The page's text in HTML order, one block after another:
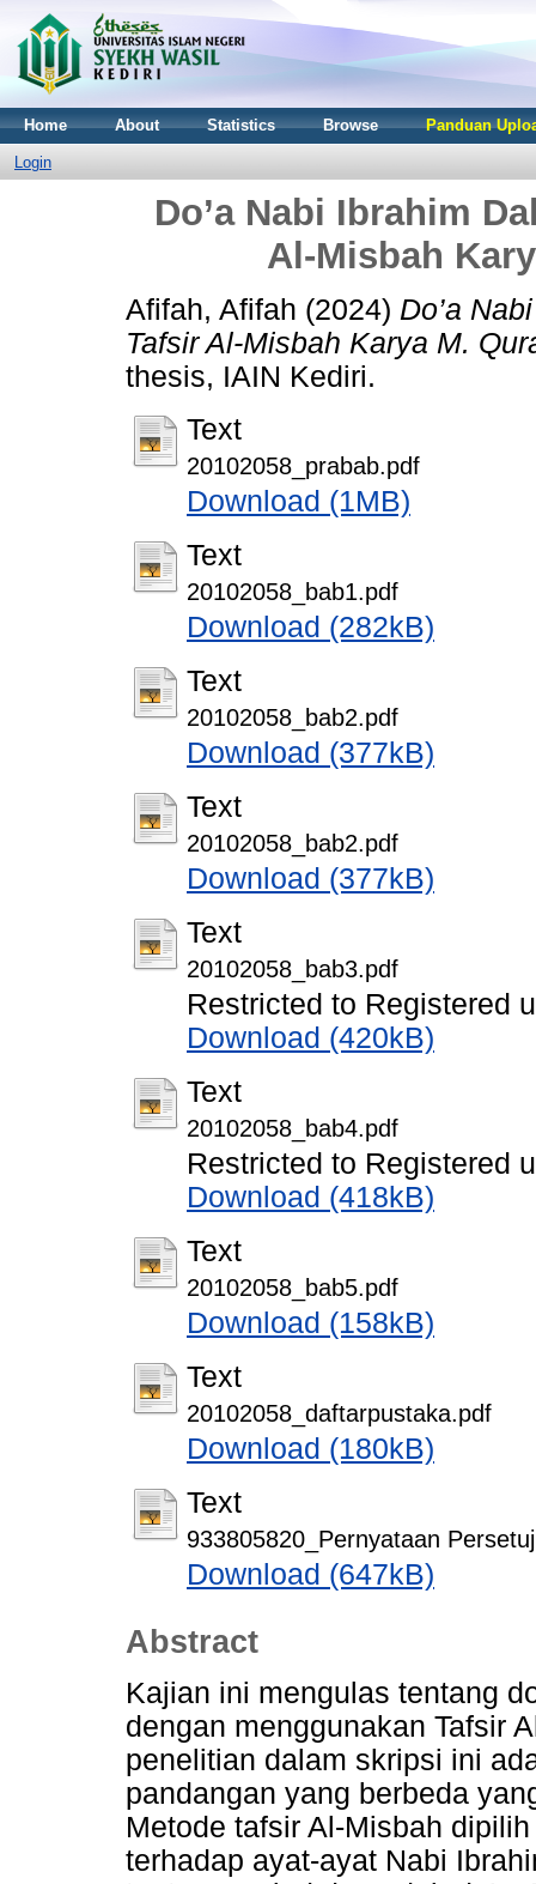
Home About Statistics Browse Panduan
Login
Do’a Nabi Ibrahim
Al-Misbah
Afifah, Afifah (2024) Do’a
Tafsir Al-Misbah Karya M.
thesis, IAIN Kediri.
Text
20102058_prabab.pdf
Download (1MB)
Text
20102058_bab1.pdf
Download (282kB)
Text
20102058_bab2.pdf
Download (377kB)
Text
20102058_bab2.pdf
Download (377kB)
Text
20102058_bab3.pdf
Restricted to Registered
Download (420kB)
Text
20102058_bab4.pdf
Restricted to Registered
Download (418kB)
Text
20102058_bab5.pdf
Download (158kB)
Text
20102058_daftarpustaka.pdf
Download (180kB)
Text
933805820_Pernyataan
Download (647kB)
Abstract
Kajian ini mengulas tentang
dengan menggunakan Tafsir
penelitian dalam skripsi ini
pandangan yang berbeda
Metode tafsir Al-Misbah
terhadap ayat-ayat Nabi